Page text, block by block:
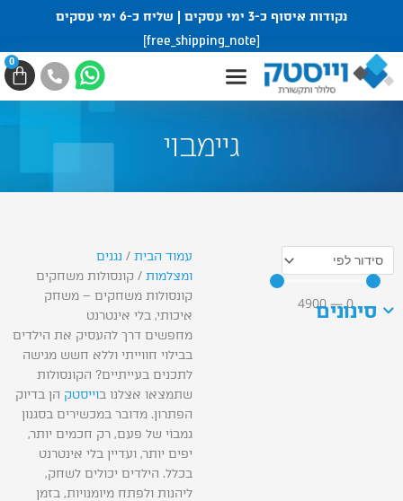
נקודות איסוף כ-3 ימי עסקים | שליח כ-6 ימי עסקים
[free_shipping_note]
0
גיימבוי
0
—
4900סינונים
עמוד הבית / נגנים
ומצלמות / קונסולות משחקים
קונסולות משחקים – משחק
איכותי, בלי אינטרנט
מחפשים דרך להעסיק את הילדים
בבילוי חווייתי וללא חשש מגישה
לתכנים בעייתיים? הקונסולות
שתמצאו אצלנו בוייסטק הן בדיוק
הפתרון. מדובר במכשירים בסגנון
גמבוֹי של פעם, רק חכמים יותר,
יפים יותר, ועדיין בלי אינטרנט
בכלל. הילדים יכולים לשחק,
ליהנות ולפתח מיומנויות, בזמן